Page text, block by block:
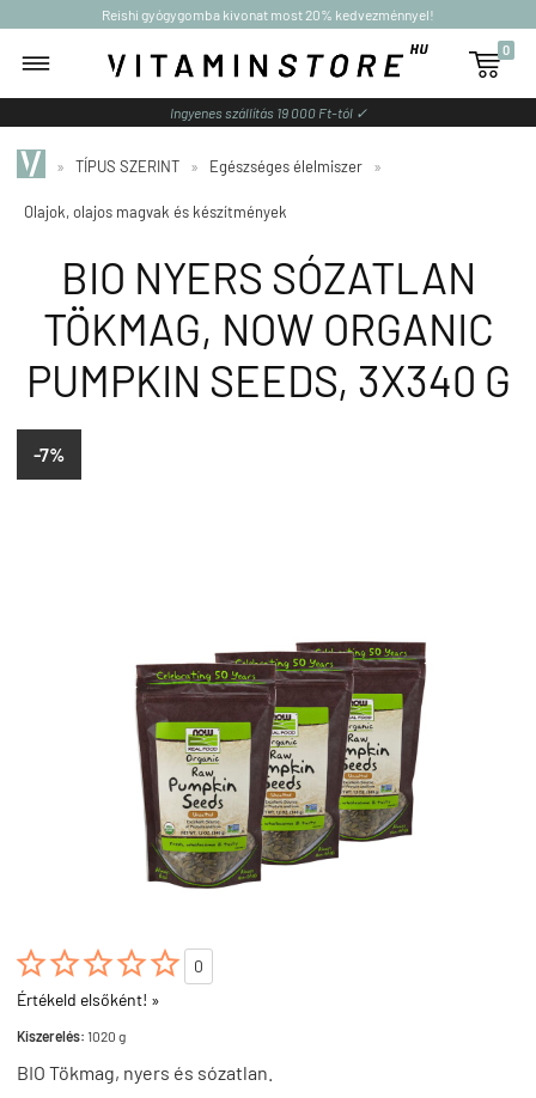
Reishi gyógygomba kivonat most 20% kedvezménnyel!

0
Ingyenes szállítás 19 000 Ft-tól ✓
» TÍPUS SZERINT » Egészséges élelmiszer »
Olajok, olajos magvak és készítmények
BIO NYERS SÓZATLAN
TÖKMAG, NOW ORGANIC
PUMPKIN SEEDS, 3X340 G
-7%

0
Értékeld elsőként! »
Kiszerelés: 1020 g
BIO Tökmag, nyers és sózatlan.